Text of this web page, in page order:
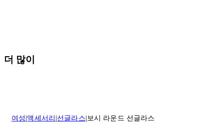
더 많이
여성 액세서리 선글라스 보시 라운드 선글라스